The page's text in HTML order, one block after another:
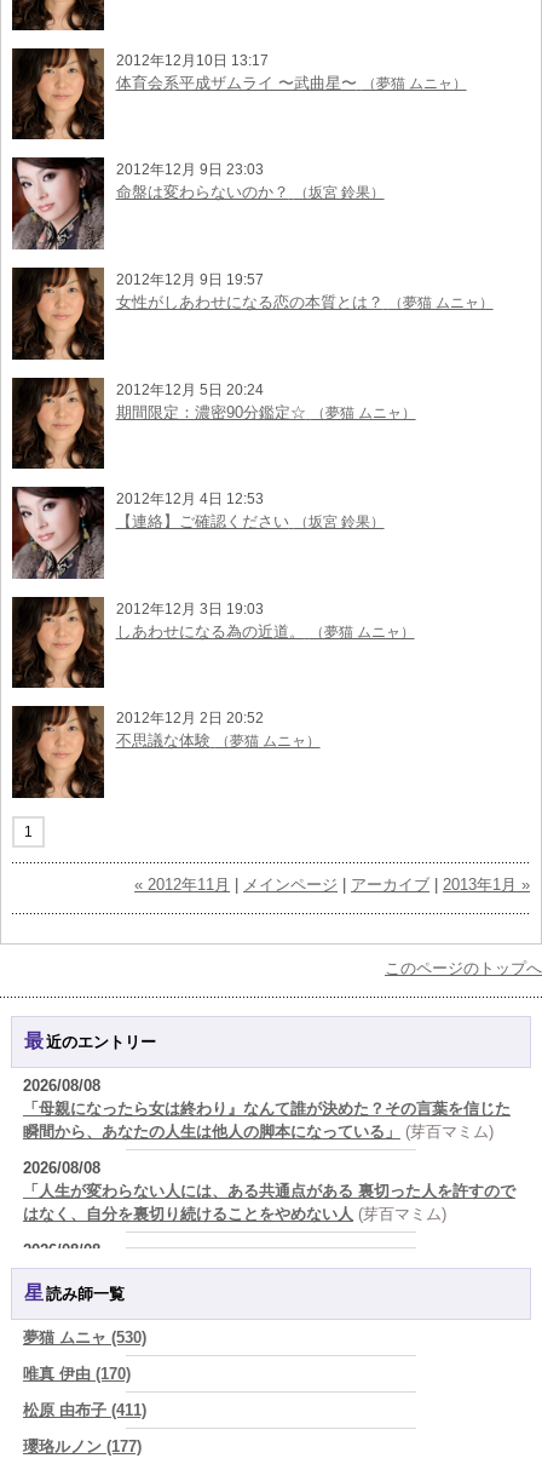
2012年12月10日 13:17
体育会系平成ザムライ 〜武曲星〜 （夢猫 ムニャ）
2012年12月 9日 23:03
命盤は変わらないのか？ （坂宮 鈴果）
2012年12月 9日 19:57
女性がしあわせになる恋の本質とは？ （夢猫 ムニャ）
2012年12月 5日 20:24
期間限定：濃密90分鑑定☆ （夢猫 ムニャ）
2012年12月 4日 12:53
【連絡】ご確認ください （坂宮 鈴果）
2012年12月 3日 19:03
しあわせになる為の近道。 （夢猫 ムニャ）
2012年12月 2日 20:52
不思議な体験 （夢猫 ムニャ）
1
« 2012年11月 メインページ アーカイブ |2013年1月 »
このページのトップへ
最近のエントリー
2026/08/08
「母親になったら女は終わり』なんて誰が決めた？その言葉を信じた
瞬間から、あなたの人生は他人の脚本になっている」
(芽百マミム)
2026/08/08
「人生が変わらない人には、ある共通点がある 裏切った人を許すので
はなく、自分を裏切り続けることをやめない人 (芽百マミム)
2026/08/08
生きづらさと恋愛の悩みを繰り返すあなたへ (紅月Luru)
真寿の開運Cooking 鮭が教えてくれた、"積み重ねた先にある豊か
(プラタ 真寿)
『頑張って好かれる』を やめてみました。届いた 一通のメッセー
ジ。 (プラタ 真寿)
星読み師一覧
夢猫 ムニャ (530)
唯真 伊由 (170)
松原 由布子 (411)
瓔珞ルノン (177)